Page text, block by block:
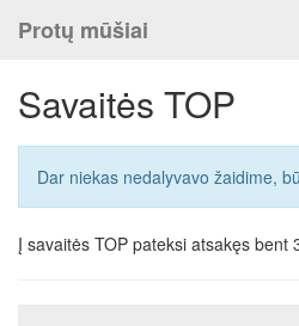
Protų mūšiai
Savaitės TOP
Dar niekas nedalyvavo žaidime,
Į savaitės TOP pateksi atsakęs bent